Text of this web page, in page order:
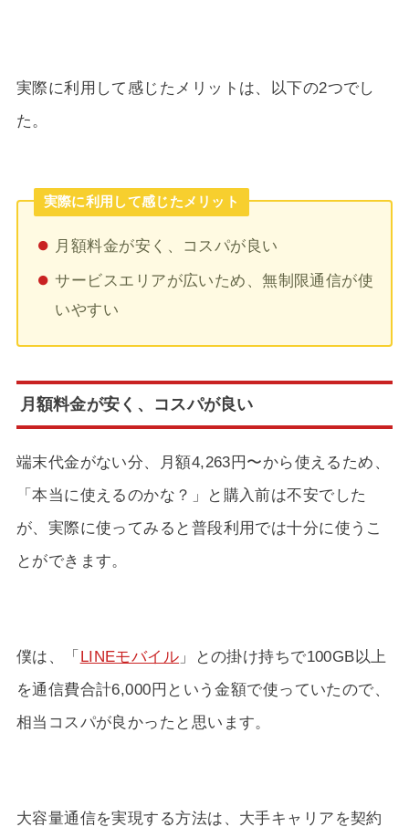
実際に利用して感じたメリットは、以下の2つでし
た。
実際に利用して感じたメリット
月額料金が安く、コスパが良い
サービスエリアが広いため、無制限通信が使
いやすい
月額料金が安く、コスパが良い
端末代金がない分、月額4,263円〜から使えるため、
「本当に使えるのかな？」と購入前は不安でした
が、実際に使ってみると普段利用では十分に使うこ
とができます。
僕は、「 LINEモバイル 」との掛け持ちで100GB以上
を通信費合計6,000円という金額で使っていたので、
相当コスパが良かったと思います。
大容量通信を実現する方法は、大手キャリアを契約